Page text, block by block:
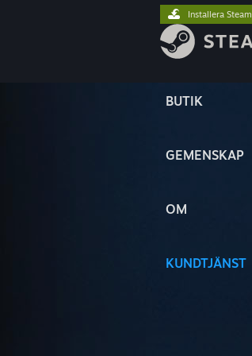
BUTIK
GEMENSKAP
OM
KUNDTJÄNST
Installera Steam